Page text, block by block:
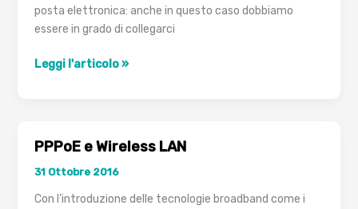
posta elettronica: anche in questo caso dobbiamo
essere in grado di collegarci
Posta
Leggi l'articolo »
PPPoE e Wireless LAN
31 Ottobre 2016
Con l’introduzione delle tecnologie broadband come i